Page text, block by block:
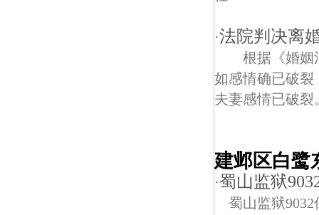
·法院判决离
根据《婚姻
如感情确已破裂
夫妻感情已破
建邺区白鹭
·蜀山监狱
蜀山监狱